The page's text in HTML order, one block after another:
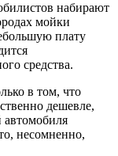
набирают
мойки
плату
средства.
в том, что
дешевле,
автомобиля
несомненно,